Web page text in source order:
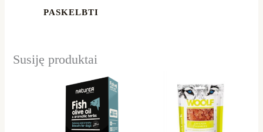
Susiję produktai